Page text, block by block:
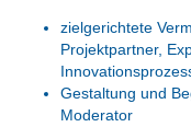
zielgerichtete
Projektpartner,
Gestaltung und
Moderator